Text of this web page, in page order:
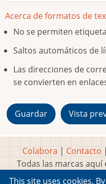
Acerca de formatos de
No se permiten
Saltos automáticos de
Las direcciones de
se convierten en
Colabora | Contacto |
Todas las marcas
respectivos
This site uses cookies.